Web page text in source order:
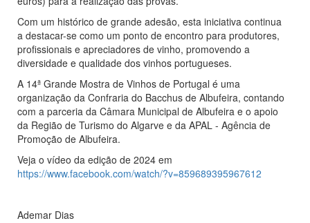
Com um histórico de grande adesão, esta iniciativa continua
a destacar-se como um ponto de encontro para produtores,
profissionais e apreciadores de vinho, promovendo a
diversidade e qualidade dos vinhos portugueses.
A 14ª Grande Mostra de Vinhos de Portugal é uma
organização da Confraria do Bacchus de Albufeira, contando
com a parceria da Câmara Municipal de Albufeira e o apoio
da Região de Turismo do Algarve e da APAL - Agência de
Promoção de Albufeira.
Veja o vídeo da edição de 2024 em
https://www.facebook.com/watch/?v=859689395967612
Ademar Dias